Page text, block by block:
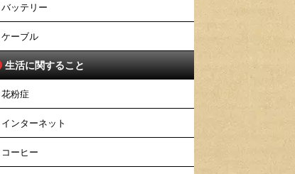
バッテリー
ケーブル
生活に関すること
花粉症
インターネット
コーヒー